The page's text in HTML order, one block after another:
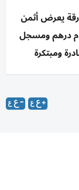
يعرض أثمن
فستان ذهب 21ق بوزن 10كغ و5م درهم ومسجل
ومبتكرة